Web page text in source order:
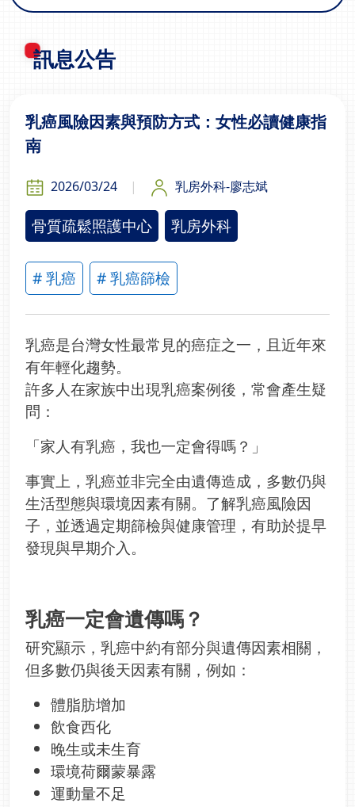
訊息公告
乳癌風險因素與預防方式：女性必讀健康指
南
2026/03/24 乳房外科-廖志斌
骨質疏鬆照護中心 乳房外科
# 乳癌 # 乳癌篩檢
乳癌是台灣女性最常見的癌症之一，且近年來
有年輕化趨勢。
許多人在家族中出現乳癌案例後，常會產生疑
問：
「家人有乳癌，我也一定會得嗎？」
事實上，乳癌並非完全由遺傳造成，多數仍與
生活型態與環境因素有關。了解乳癌風險因
子，並透過定期篩檢與健康管理，有助於提早
發現與早期介入。
乳癌一定會遺傳嗎？
研究顯示，乳癌中約有部分與遺傳因素相關，
但多數仍與後天因素有關，例如：
體脂肪增加
飲食西化
晚生或未生育
環境荷爾蒙暴露
運動量不足